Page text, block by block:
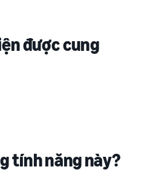
được cung
tính năng này?